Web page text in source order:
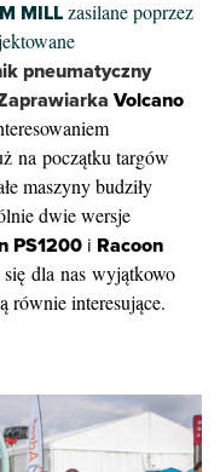
MILLzasilane poprzez
pneumatyczny
Volcano
na początku targów
maszyny budziły
dwie wersje
PS1200 i Racoon
się dla nas wyjątkowo
równie interesujące.